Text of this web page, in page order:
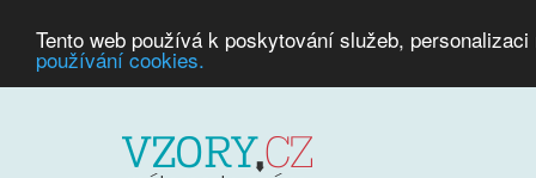
Tento web používá k poskytování služeb,
používání cookies.